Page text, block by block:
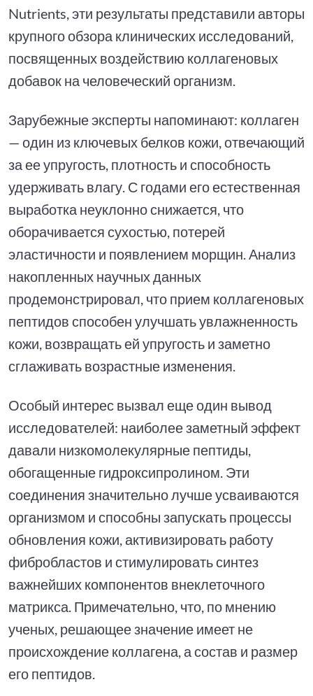
Nutrients, эти результаты представили авторы
крупного обзора клинических исследований,
посвященных воздействию коллагеновых
добавок на человеческий организм.
Зарубежные эксперты напоминают: коллаген
— один из ключевых белков кожи, отвечающий
за ее упругость, плотность и способность
удерживать влагу. С годами его естественная
выработка неуклонно снижается, что
оборачивается сухостью, потерей
эластичности и появлением морщин. Анализ
накопленных научных данных
продемонстрировал, что прием коллагеновых
пептидов способен улучшать увлажненность
кожи, возвращать ей упругость и заметно
сглаживать возрастные изменения.
Особый интерес вызвал еще один вывод
исследователей: наиболее заметный эффект
давали низкомолекулярные пептиды,
обогащенные гидроксипролином. Эти
соединения значительно лучше усваиваются
организмом и способны запускать процессы
обновления кожи, активизировать работу
фибробластов и стимулировать синтез
важнейших компонентов внеклеточного
матрикса. Примечательно, что, по мнению
ученых, решающее значение имеет не
происхождение коллагена, а состав и размер
его пептидов.